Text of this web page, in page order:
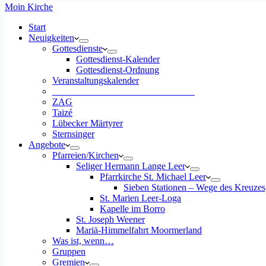
Moin Kirche
Start
Neuigkeiten
Gottesdienste
Gottesdienst-Kalender
Gottesdienst-Ordnung
Veranstaltungskalender
ZAG
Taizé
Lübecker Märtyrer
Sternsinger
Angebote
Pfarreien/Kirchen
Seliger Hermann Lange Leer
Pfarrkirche St. Michael Leer
Sieben Stationen – Wege des
St. Marien Leer-Loga
Kapelle im Borro
St. Joseph Weener
Mariä-Himmelfahrt Moormerland
Was ist, wenn…
Gruppen
Gremien